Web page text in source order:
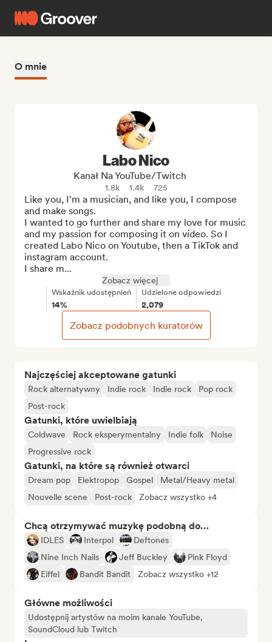
O mnie
Najczęściej akceptowane gatunki
Rock alternatywny Indie rock Indie rock
Pop rock
Post-rock
Gatunki, które uwielbiają
Coldwave Rock eksperymentalny Indie folk
Noise
Progressive rock
Gatunki, na które są również otwarci
Dream pop Elektropop Gospel
Metal/Heavy metal
Nouvelle scene
Post-rock Zobacz wszystko +4
Chcą otrzymywać muzykę podobną do…
IDLES Interpol
Deftones
Nine Inch Nails
Jeff Buckley
Pink Floyd
Eiffel
Bandit Bandit Zobacz wszystko +12
Główne możliwości
Udostępnij artystów na moim kanale YouTube,
SoundCloud lub Twitch
Labo Nico
Kanał Na YouTube/Twitch
1.8k 1.4k 725
Like you, I'm a musician, and like you, I compose
and make songs.
I wanted to go further and share my love for music
and my passion for composing it on video. So I
created Labo Nico on Youtube, then a TikTok and
instagram account.
I share m...
Zobacz więcej
Wskaźnik udostępnień
14%
Udzielone odpowiedzi
2,079
Zobacz podobnych kuratorów